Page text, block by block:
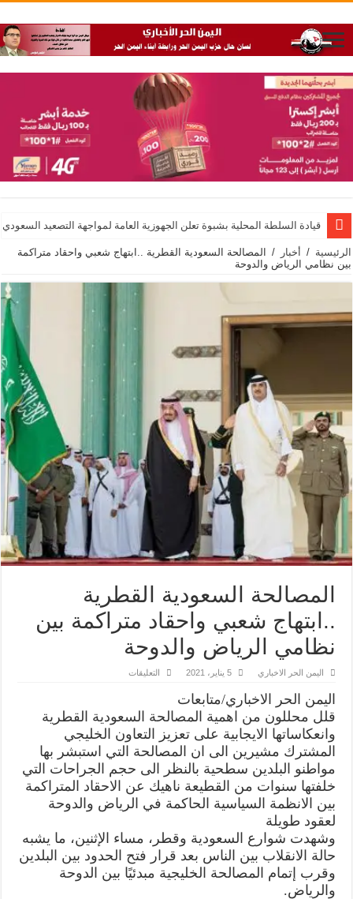
قيادة السلطة المحلية بشبوة تعلن الجهوزية العامة لمواجهة التصعيد السعودي
الرئيسية / أخبار /
المصالحة السعودية القطرية ..ابتهاج شعبي واحقاد متراكمة
بين نظامي الرياض والدوحة
المصالحة السعودية القطرية
..ابتهاج شعبي واحقاد متراكمة بين
نظامي الرياض والدوحة
اليمن الحر الاخباري 5 يناير، 2021 التعليقات
شعبي
واحقاد
متراكمة
بين
الرياض
والدوحة
مغلقة
اليمن الحر الاخباري/متابعات
قلل محللون من اهمية المصالحة السعودية القطرية
وانعكاساتها الايجابية على تعزيز التعاون الخليجي
المشترك مشيرين الى ان المصالحة التي استبشر بها
مواطنو البلدين سطحية بالنظر الى حجم الجراحات التي
خلفتها سنوات من القطيعة ناهيك عن الاحقاد المتراكمة
بين الانظمة السياسية الحاكمة في الرياض والدوحة
لعقود طويلة
وشهدت شوارع السعودية وقطر، مساء الإثنين، ما يشبه
حالة الانقلاب بين الناس بعد قرار فتح الحدود بين البلدين
وقرب إتمام المصالحة الخليجية مبدئيًا بين الدوحة
والرياض.